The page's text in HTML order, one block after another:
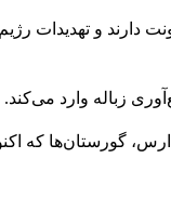
گفت: مردم اکنون تنها در ۴۰ درصد
زباله وارد می‌کند.
گورستان‌ها که